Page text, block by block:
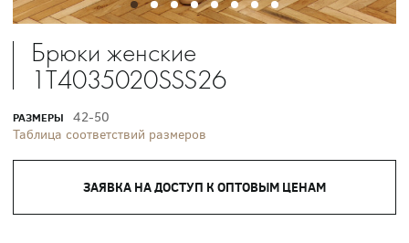
Брюки женские
1T4035020SSS26
РАЗМЕРЫ
42-50
Таблица соответствий размеров
ЗАЯВКА НА ДОСТУП К ОПТОВЫМ ЦЕНАМ